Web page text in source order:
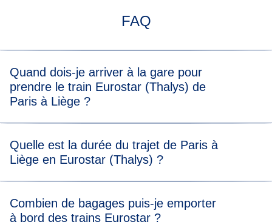
FAQ
Quand dois-je arriver à la gare pour
prendre le train Eurostar (Thalys) de
Paris à Liège ?
d'arriver 20 minutes avant l'heure de départ prévue de
votre train Eurostar (Thalys) de Paris à Liège.
Quelle est la durée du trajet de Paris à
Liège en Eurostar (Thalys) ?
Combien de bagages puis-je emporter
à bord des trains Eurostar ?